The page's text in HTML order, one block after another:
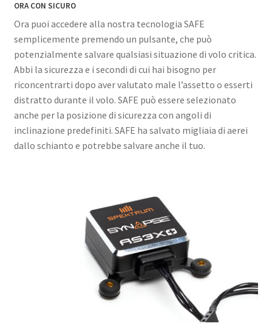
ORA CON SICURO
Ora puoi accedere alla nostra tecnologia SAFE
semplicemente premendo un pulsante, che può
potenzialmente salvare qualsiasi situazione di volo critica.
Abbi la sicurezza e i secondi di cui hai bisogno per
riconcentrarti dopo aver valutato male l’assetto o esserti
distratto durante il volo. SAFE può essere selezionato
anche per la posizione di sicurezza con angoli di
inclinazione predefiniti. SAFE ha salvato migliaia di aerei
dallo schianto e potrebbe salvare anche il tuo.